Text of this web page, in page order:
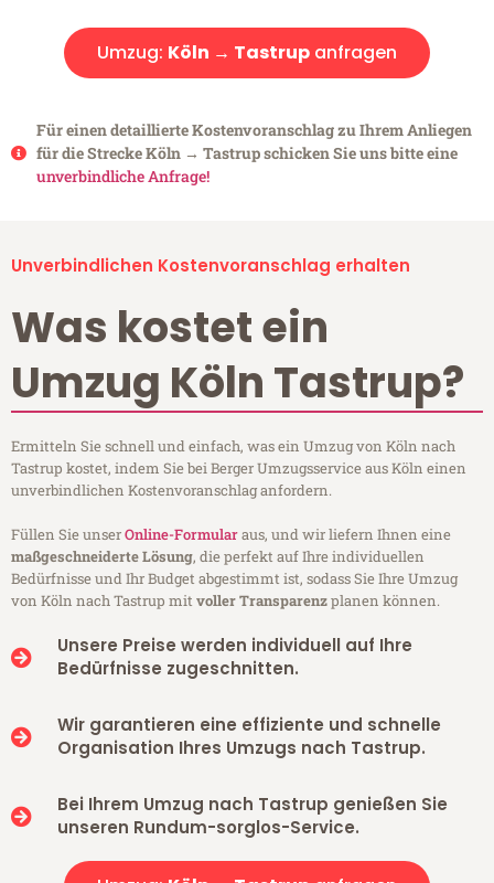
Umzug: Köln → Tastrup anfragen
Für einen detaillierte Kostenvoranschlag zu Ihrem Anliegen
für die Strecke Köln → Tastrup schicken Sie uns bitte eine
unverbindliche Anfrage!
Unverbindlichen Kostenvoranschlag erhalten
Was kostet ein
Umzug Köln Tastrup?
Ermitteln Sie schnell und einfach, was ein Umzug von Köln nach
Tastrup kostet, indem Sie bei Berger Umzugsservice aus Köln einen
unverbindlichen Kostenvoranschlag anfordern.
Füllen Sie unserOnline-Formularaus, und wir liefern Ihnen eine
maßgeschneiderte Lösung, die perfekt auf Ihre individuellen
Bedürfnisse und Ihr Budget abgestimmt ist, sodass Sie Ihre Umzug
von Köln nach Tastrup mitvoller Transparenzplanen können.
Unsere Preise werden individuell auf Ihre
Bedürfnisse zugeschnitten.
Wir garantieren eine effiziente und schnelle
Organisation Ihres Umzugs nach Tastrup.
Bei Ihrem Umzug nach Tastrup genießen Sie
unseren Rundum-sorglos-Service.